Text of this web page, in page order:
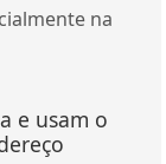
na
e usam o